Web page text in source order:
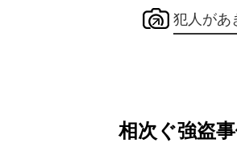
犯人があ
相次ぐ強盗